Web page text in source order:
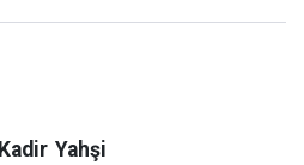
Kadir Yahşi